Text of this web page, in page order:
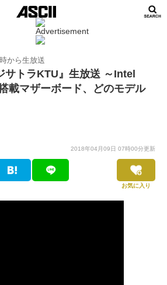
から生放送
サトラKTU』生放送 ～Intel
載マザーボード、どのモデル
2018年04月09日 07時00分更新
お気に入り